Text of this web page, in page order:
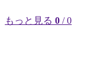
もっと見る 0 / 0